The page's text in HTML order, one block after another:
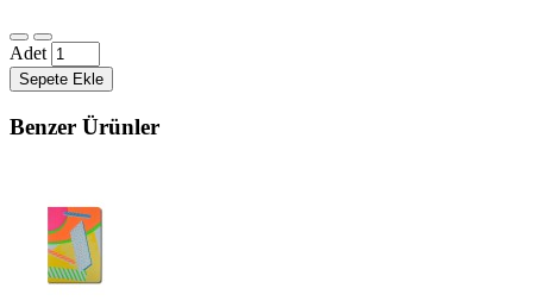
Adet
Sepete Ekle
Benzer Ürünler